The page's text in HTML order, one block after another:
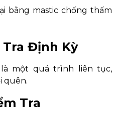
bằng mastic chống thấm
Tra Định Kỳ
một quá trình liên tục,
quên.
Tra